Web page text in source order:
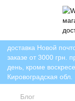
доставка Новой
заказе от 3000 грн.
день, кроме
Кировоградская обл.
Блог